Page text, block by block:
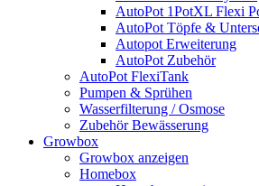
AutoPot 1PotXL Flexi
AutoPot Töpfe &
Autopot Erweiterung
AutoPot Zubehör
AutoPot FlexiTank
Pumpen & Sprühen
Wasserfilterung / Osmose
Zubehör Bewässerung
Growbox
Growbox anzeigen
Homebox